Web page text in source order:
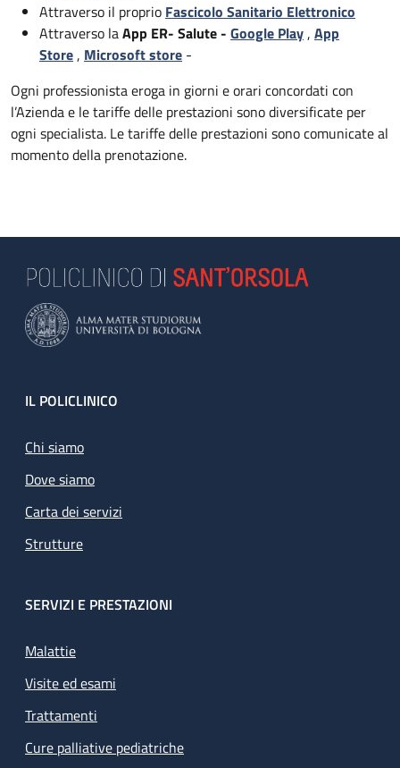
Attraverso il proprio Fascicolo Sanitario Elettronico
Attraverso laApp ER- Salute - Google Play, App
Store, Microsoft store -
Ogni professionista eroga in giorni e orari concordati con
l’Azienda e le tariffe delle prestazioni sono diversificate per
ogni specialista. Le tariffe delle prestazioni sono comunicate al
momento della prenotazione.
Footer
IL POLICLINICO
Chi siamo
Dove siamo
Carta dei servizi
Strutture
SERVIZI E PRESTAZIONI
Malattie
Visite ed esami
Trattamenti
Cure palliative pediatriche